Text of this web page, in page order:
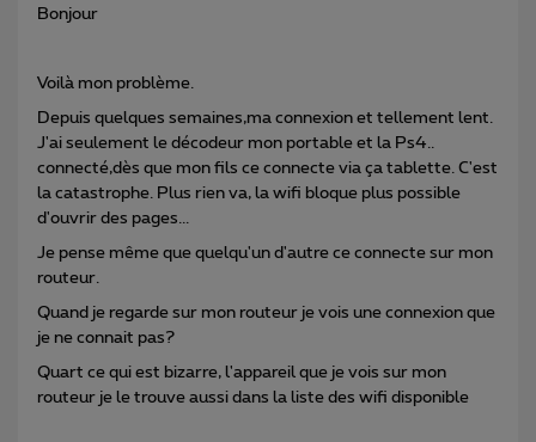
Bonjour
Voilà mon problème.
Depuis quelques semaines,ma connexion et tellement lent.
J'ai seulement le décodeur mon portable et la Ps4..
connecté,dès que mon fils ce connecte via ça tablette. C'est
la catastrophe. Plus rien va, la wifi bloque plus possible
d'ouvrir des pages...
Je pense même que quelqu'un d'autre ce connecte sur mon
routeur.
Quand je regarde sur mon routeur je vois une connexion que
je ne connait pas?
Quart ce qui est bizarre, l'appareil que je vois sur mon
routeur je le trouve aussi dans la liste des wifi disponible